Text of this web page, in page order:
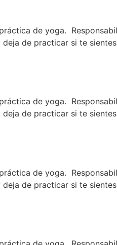
de yoga.
de practicar si te
de yoga.
de practicar si te
de yoga.
de practicar si te